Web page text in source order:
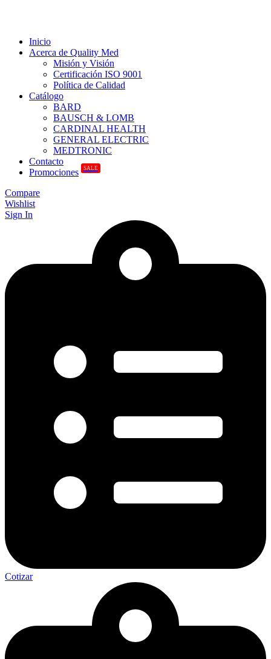
Inicio
Acerca de Quality Med
Misión y Visión
Certificación ISO 9001
Política de Calidad
Catálogo
BARD
BAUSCH & LOMB
CARDINAL HEALTH
GENERAL ELECTRIC
MEDTRONIC
Contacto
Promociones
SALE
Compare
Wishlist
Sign In
Cotizar